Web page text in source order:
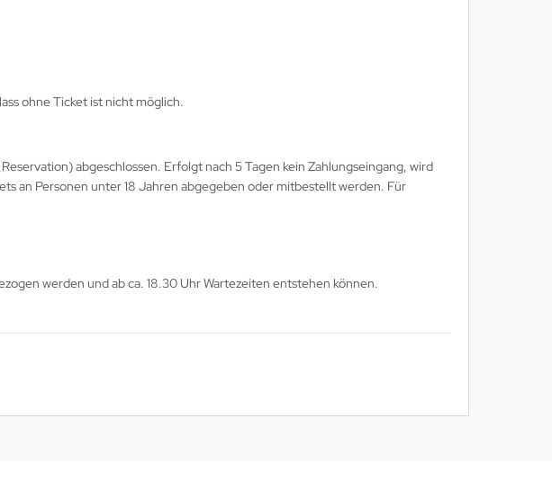
ohne Ticket ist nicht möglich.
abgeschlossen. Erfolgt nach 5 Tagen kein Zahlungseingang, wird
an Personen unter 18 Jahren abgegeben oder mitbestellt werden. Für
werden und ab ca. 18.30 Uhr Wartezeiten entstehen können.